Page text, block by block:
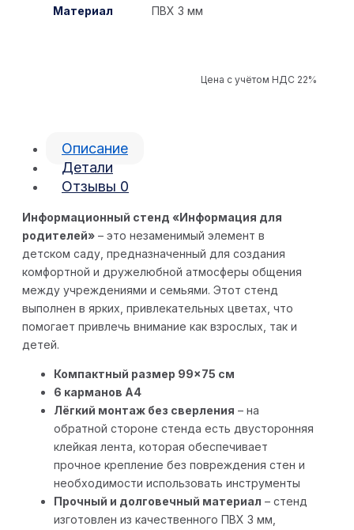
Материал ПВХ 3 мм
Цена с учётом НДС 22%
Описание
Детали
Отзывы 0
Информационный стенд «Информация для
родителей» – это незаменимый элемент в
детском саду, предназначенный для создания
комфортной и дружелюбной атмосферы общения
между учреждениями и семьями. Этот стенд
выполнен в ярких, привлекательных цветах, что
помогает привлечь внимание как взрослых, так и
детей.
Компактный размер 99×75 см
6 карманов А4
Лёгкий монтаж без сверления – на
обратной стороне стенда есть двусторонняя
клейкая лента, которая обеспечивает
прочное крепление без повреждения стен и
необходимости использовать инструменты
Прочный и долговечный материал – стенд
изготовлен из качественного ПВХ 3 мм,